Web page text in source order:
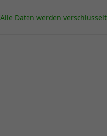
Alle Daten werden verschlüsselt